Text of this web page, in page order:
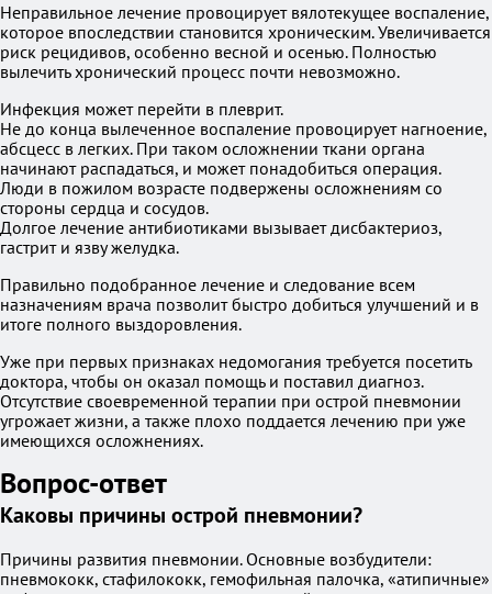
Неправильное лечение провоцирует вялотекущее воспаление,
которое впоследствии становится хроническим. Увеличивается
риск рецидивов, особенно весной и осенью. Полностью
вылечить хронический процесс почти невозможно.
Инфекция может перейти в плеврит.
Не до конца вылеченное воспаление провоцирует нагноение,
абсцесс в легких. При таком осложнении ткани органа
начинают распадаться, и может понадобиться операция.
Люди в пожилом возрасте подвержены осложнениям со
стороны сердца и сосудов.
Долгое лечение антибиотиками вызывает дисбактериоз,
гастрит и язву желудка.
Правильно подобранное лечение и следование всем
назначениям врача позволит быстро добиться улучшений и в
итоге полного выздоровления.
Уже при первых признаках недомогания требуется посетить
доктора, чтобы он оказал помощь и поставил диагноз.
Отсутствие своевременной терапии при острой пневмонии
угрожает жизни, а также плохо поддается лечению при уже
имеющихся осложнениях.
Вопрос-ответ
Каковы причины острой пневмонии?
Причины развития пневмонии. Основные возбудители:
пневмококк, стафилококк, гемофильная палочка, «атипичные»